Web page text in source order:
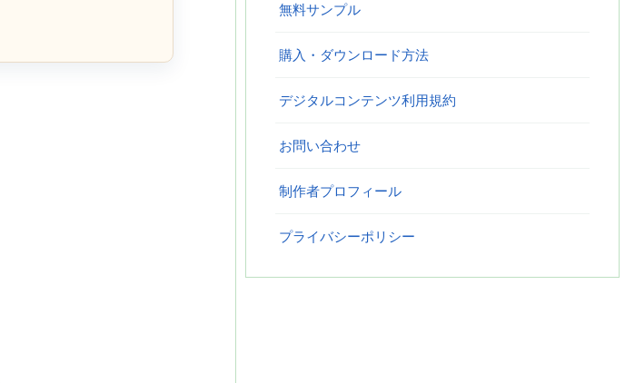
無料サンプル
購入・ダウンロード方法
デジタルコンテンツ利用規約
お問い合わせ
制作者プロフィール
プライバシーポリシー